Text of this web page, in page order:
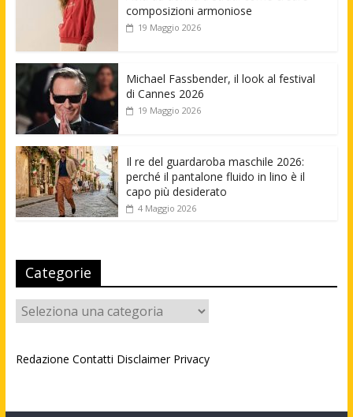
composizioni armoniose
19 Maggio 2026
Michael Fassbender, il look al festival
di Cannes 2026
19 Maggio 2026
Il re del guardaroba maschile 2026:
perché il pantalone fluido in lino è il
capo più desiderato
4 Maggio 2026
Categorie
Categorie
Redazione Contatti Disclaimer Privacy